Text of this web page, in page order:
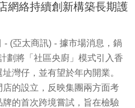
網絡持續創新構築長期護
- (亞太商訊) - 據市場消息，鍋
劃將「社區央廚」模式引入香
灣仔，並有望於年內開業。
的設立，反映集團兩方面考
的首次跨境嘗試，旨在檢驗